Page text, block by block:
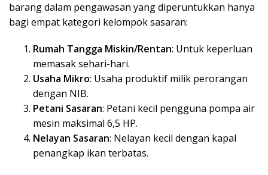
barang dalam pengawasan yang diperuntukkan hanya
bagi empat kategori kelompok sasaran:
Rumah Tangga Miskin/Rentan: Untuk keperluan
memasak sehari-hari.
Usaha Mikro: Usaha produktif milik perorangan
dengan NIB.
Petani Sasaran: Petani kecil pengguna pompa air
mesin maksimal 6,5 HP.
Nelayan Sasaran: Nelayan kecil dengan kapal
penangkap ikan terbatas.